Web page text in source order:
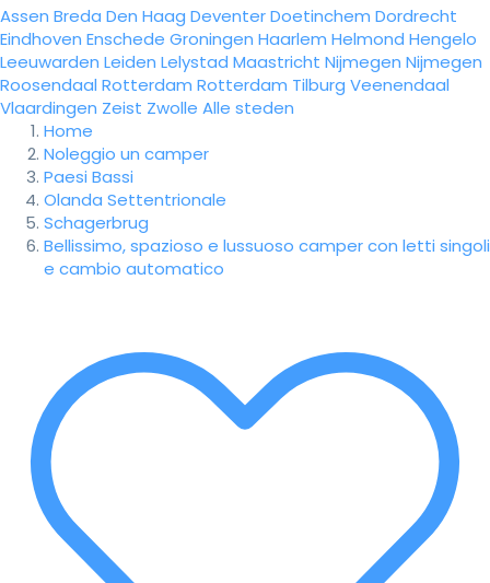
Assen Breda Den Haag DeventerDoetinchem Dordrecht
Eindhoven Enschede Groningen Haarlem Helmond Hengelo
Leeuwarden Leiden Lelystad Maastricht Nijmegen Nijmegen
Roosendaal Rotterdam Rotterdam Tilburg Veenendaal
Vlaardingen Zeist Zwolle Alle steden
Home
Noleggio un camper
Paesi Bassi
Olanda Settentrionale
Schagerbrug
Bellissimo, spazioso e lussuoso camper con letti singoli
e cambio automatico